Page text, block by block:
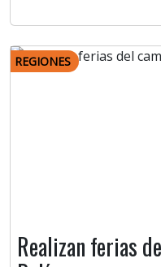
REGIONES
Realizan ferias